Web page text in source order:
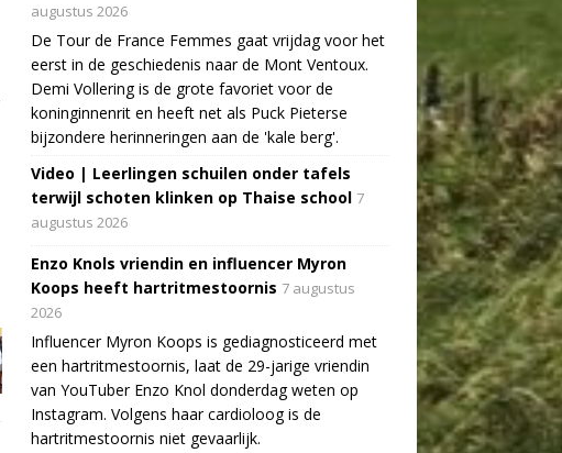
augustus 2026
De Tour de France Femmes gaat vrijdag voor het
eerst in de geschiedenis naar de Mont Ventoux.
Demi Vollering is de grote favoriet voor de
koninginnenrit en heeft net als Puck Pieterse
bijzondere herinneringen aan de 'kale berg'.
Video | Leerlingen schuilen onder tafels
terwijl schoten klinken op Thaise school 7
augustus 2026
Enzo Knols vriendin en influencer Myron
Koops heeft hartritmestoornis 7 augustus
2026
Influencer Myron Koops is gediagnosticeerd met
een hartritmestoornis, laat de 29-jarige vriendin
van YouTuber Enzo Knol donderdag weten op
Instagram. Volgens haar cardioloog is de
hartritmestoornis niet gevaarlijk.